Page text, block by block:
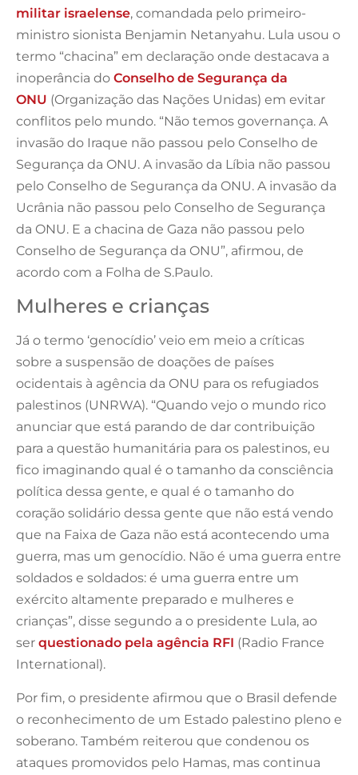
militar israelense, comandada pelo primeiro-
ministro sionista Benjamin Netanyahu. Lula usou o
termo “chacina” em declaração onde destacava a
inoperância do Conselho de Segurança da
ONU (Organização das Nações Unidas) em evitar
conflitos pelo mundo. “Não temos governança. A
invasão do Iraque não passou pelo Conselho de
Segurança da ONU. A invasão da Líbia não passou
pelo Conselho de Segurança da ONU. A invasão da
Ucrânia não passou pelo Conselho de Segurança
da ONU. E a chacina de Gaza não passou pelo
Conselho de Segurança da ONU”, afirmou, de
acordo com a Folha de S.Paulo.
Mulheres e crianças
Já o termo ‘genocídio’ veio em meio a críticas
sobre a suspensão de doações de países
ocidentais à agência da ONU para os refugiados
palestinos (UNRWA). “Quando vejo o mundo rico
anunciar que está parando de dar contribuição
para a questão humanitária para os palestinos, eu
fico imaginando qual é o tamanho da consciência
política dessa gente, e qual é o tamanho do
coração solidário dessa gente que não está vendo
que na Faixa de Gaza não está acontecendo uma
guerra, mas um genocídio. Não é uma guerra entre
soldados e soldados: é uma guerra entre um
exército altamente preparado e mulheres e
crianças”, disse segundo a o presidente Lula, ao
ser questionado pela agência RFI (Radio France
International).
Por fim, o presidente afirmou que o Brasil defende
o reconhecimento de um Estado palestino pleno e
soberano. Também reiterou que condenou os
ataques promovidos pelo Hamas, mas continua